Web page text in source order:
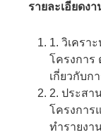
รายละเอียดงา
1. วิเครา
โครงการ
เกี่ยวกับก
2. ประสา
โครงการ
ทำรายงา